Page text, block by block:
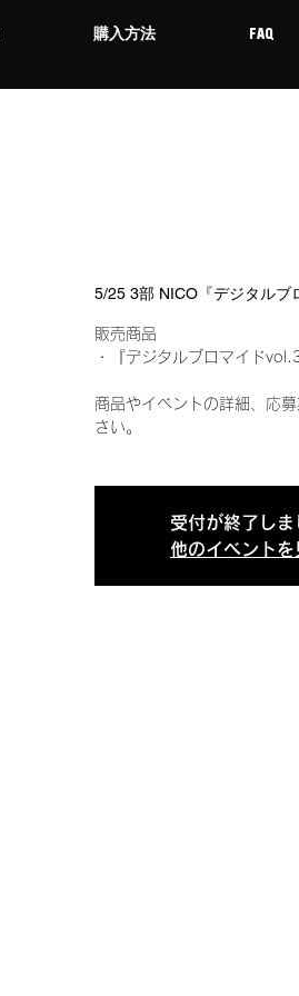
購入方法 FAQ
5/25 3部 NICO『デジタルブ
販売商品
・『デジタルブロマイド
商品やイベントの詳細、応
さい。
受付が終了しま
他のイベントを